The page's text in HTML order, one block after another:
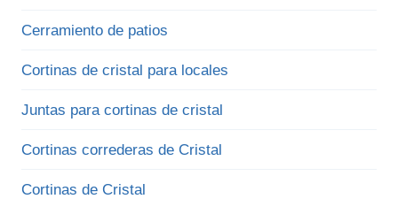
Cerramiento de patios
Cortinas de cristal para locales
Juntas para cortinas de cristal
Cortinas correderas de Cristal
Cortinas de Cristal